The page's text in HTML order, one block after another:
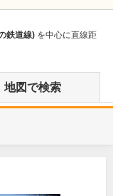
鉄道線) を中心に直線距
地図で検索